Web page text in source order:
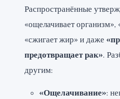
Распространённые
«ощелачивает организм»,
«сжигает жир» и даже
предотвращает рак».
другим:
«Ощелачивание»: